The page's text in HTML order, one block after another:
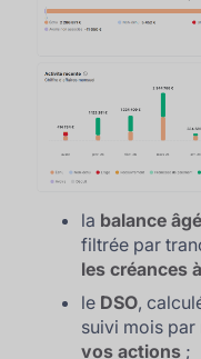
la balance
filtrée par
les créances
le DSO,
suivi mois
vos actions ;